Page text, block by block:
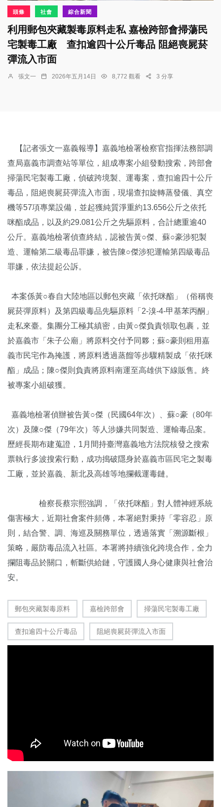
頭條 社會 綜合新聞
利用郵包夾藏製毒原料走私 嘉檢跨部會掃蕩民
宅製毒工廠 查扣逾四十公斤毒品 阻絕喪屍菸
彈流入市面
張文一 2026年五月14日 8,772 觀看 3 分享
【記者張文一嘉義報導】嘉義地檢署檢察官指揮法務部調
查局嘉義市調查站等單位，組成專案小組發動搜索，跨部會
掃蕩民宅製毒工廠，偵破跨境製、運毒案，查扣逾四十公斤
毒品，阻絕喪屍菸彈流入市面，現場查扣旋轉蒸發儀、真空
機等57項專業設備，並起獲純質淨重約13.656公斤之依托
咪酯成品，以及約29.081公斤之先驅原料，合計總重逾40
公斤。嘉義地檢署偵查終結，認被告黃○傑、蘇○豪涉犯製
造、運輸第二級毒品罪嫌，被告陳○傑涉犯運輸第四級毒品
罪嫌，依法提起公訴。
本案係黃○春自大陸地區以郵包夾藏「依托咪酯」（俗稱喪
屍菸彈原料）及第四級毒品先驅原料「2-溴-4-甲基苯丙酮」
走私來臺。集團分工極其縝密，由黃○傑負責領取包裹，並
於嘉義市「朱子公廟」將原料交付予同夥；蘇○豪則租用嘉
義市民宅作為掩護，將原料透過蒸餾等步驟精製成「依托咪
酯」成品；陳○傑則負責將原料南運至高雄供下線販售。終
被專案小組破獲。
嘉義地檢署偵辦被告黃○傑（民國64年次）、蘇○豪（80年
次）及陳○傑（79年次）等人涉嫌共同製造、運輸毒品案。
歷經長期布建蒐證，1月間持臺灣嘉義地方法院核發之搜索
票執行多波搜索行動，成功搗破隱身於嘉義市區民宅之製毒
工廠，並於嘉義、新北及高雄等地攔截運毒鏈。
檢察長蔡宗熙強調，「依托咪酯」對人體神經系統
傷害極大，近期社會案件頻傳，本署絕對秉持「零容忍」原
則，結合警、調、海巡及關務單位，透過落實「溯源斷根」
策略，嚴防毒品流入社區。本署將持續強化跨境合作，全力
攔阻毒品於關口，斬斷供給鏈，守護國人身心健康與社會治
安。
郵包夾藏製毒原料 嘉檢跨部會 掃蕩民宅製毒工廠
查扣逾四十公斤毒品 阻絕喪屍菸彈流入市面